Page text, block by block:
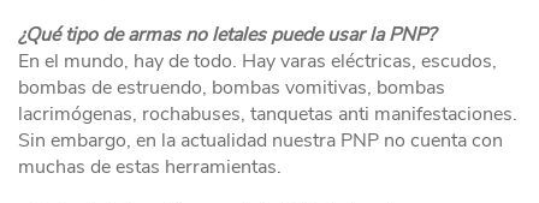
¿Qué tipo de armas no letales puede usar la PNP?
En el mundo, hay de todo. Hay varas eléctricas, escudos,
bombas de estruendo, bombas vomitivas, bombas
lacrimógenas, rochabuses, tanquetas anti manifestaciones.
Sin embargo, en la actualidad nuestra PNP no cuenta con
muchas de estas herramientas.